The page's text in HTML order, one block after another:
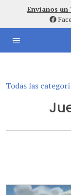
Envíanos un
Todas las